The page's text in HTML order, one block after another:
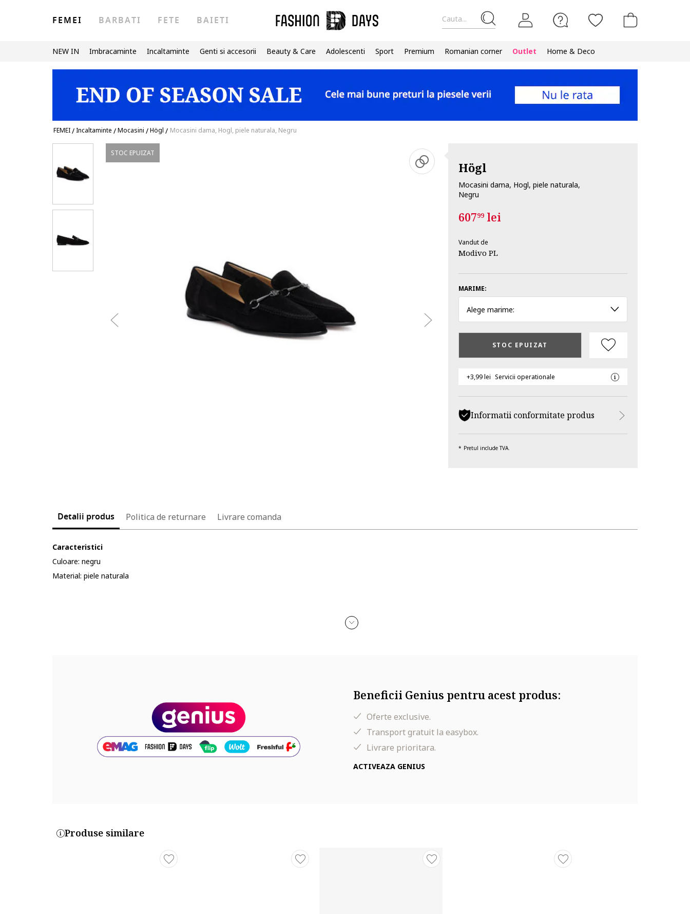
Cauta...
FEMEI BARBATI FETE BAIETI
NEW IN Imbracaminte Incaltaminte Genti si accesorii Beauty & Care Adolescenti Sport Premium Romanian corner Outlet Home & Deco
FEMEI/Incaltaminte /Mocasini /Högl / Mocasini dama, Hogl, piele naturala, Negru
STOC EPUIZAT
Högl
Mocasini dama, Hogl, piele naturala,
Negru
60799lei
Vandut de
Modivo PL
MARIME:
Alege marime:
STOC EPUIZAT
+3,99 lei Servicii operationale
Informatii conformitate produs
Pretul include TVA.
Detalii produs Politica de returnare Livrare comanda
Caracteristici
Culoare: negru
Material: piele naturala
Beneficii Genius pentru acest produs:
Oferte exclusive.
Transport gratuit la easybox.
Livrare prioritara.
ACTIVEAZA GENIUS
Produse similare